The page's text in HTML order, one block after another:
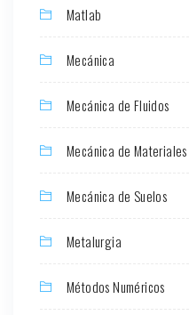
Matlab
Mecánica
Mecánica de Fluidos
Mecánica de Materiales
Mecánica de Suelos
Metalurgia
Métodos Numéricos